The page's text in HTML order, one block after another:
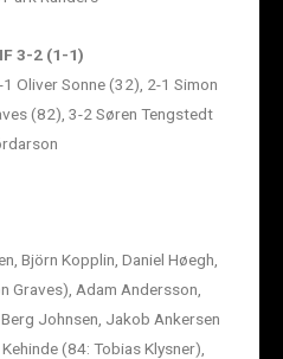
3-2 (1-1)
Oliver Sonne (32), 2-1 Simon
(82), 3-2 Søren Tengstedt
Björn Kopplin, Daniel Høegh,
Graves), Adam Andersson,
Johnsen, Jakob Ankersen
(84: Tobias Klysner),